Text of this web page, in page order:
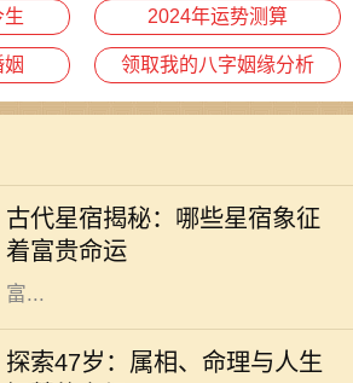
生 2024年运势测算
领取我的八字姻缘分析
古代星宿揭秘：哪些星宿象征
着富贵命运
人命运的重要因素。星宿不仅仅是天
上的星星，更是古人用来预测人生轨
迹和命运起伏的工具。尤其是那些与
富...
探索47岁：属相、命理与人生
在中国传统文化中，生肖和命理学是
深受人们关注的主题。它们不仅关系
到个人的性格与命运，还与人生的走